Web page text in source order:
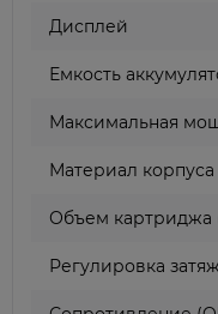
Дисплей
Емкость
Максимальная
Материал корпуса
Объем картриджа
Регулировка